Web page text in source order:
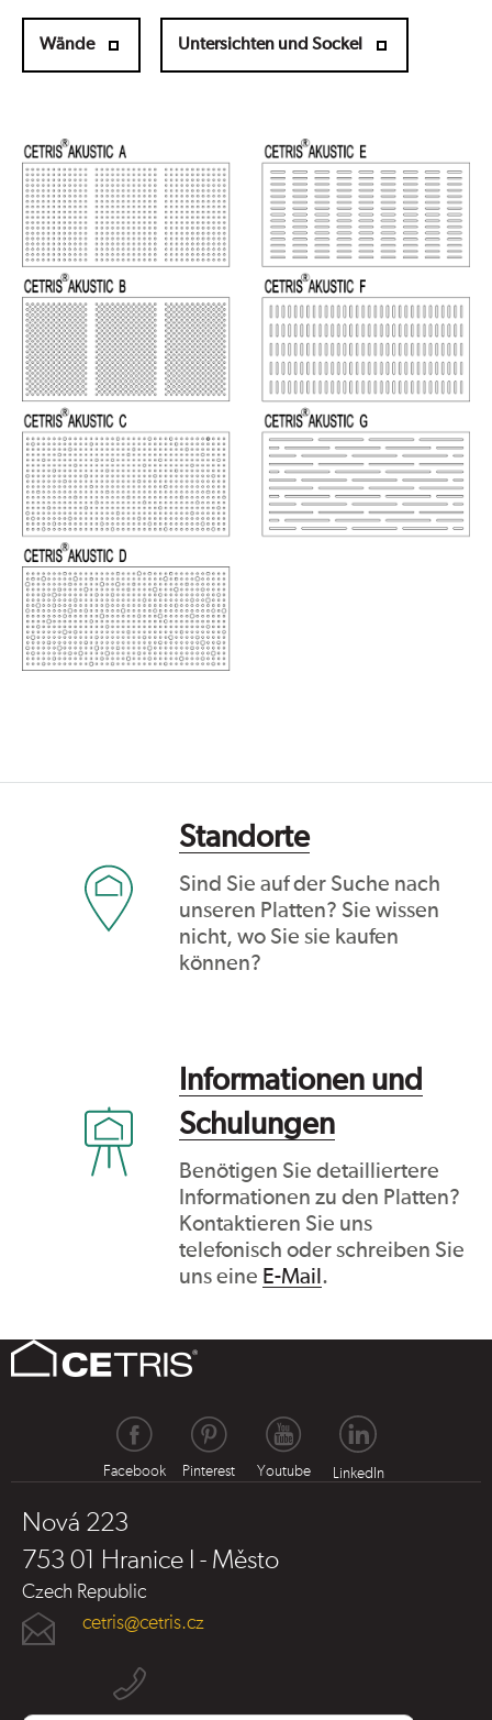
Wände Untersichten und Sockel
Standorte
Sind Sie auf der Suche nach
unseren Platten? Sie wissen
nicht, wo Sie sie kaufen
können?
Informationen und
Schulungen
Benötigen Sie detailliertere
Informationen zu den Platten?
Kontaktieren Sie uns
telefonisch oder schreiben Sie
uns eine E-Mail .
LinkedIn
Youtube
Pinterest
Facebook
Nová 223
753 01 Hranice I - Město
Czech Republic
cetris@cetris.cz